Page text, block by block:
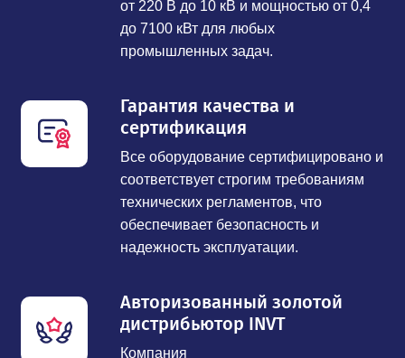
от 220 В до 10 кВ и мощностью от 0,4
до 7100 кВт для любых
промышленных задач.
Гарантия качества и
сертификация
Все оборудование сертифицировано и
соответствует строгим требованиям
технических регламентов, что
обеспечивает безопасность и
надежность эксплуатации.
Авторизованный золотой
дистрибьютор INVT
Компания